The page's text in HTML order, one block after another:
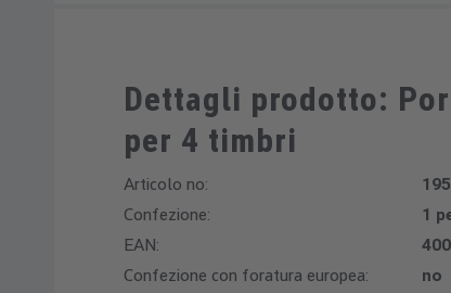
Dettagli prodotto:
per 4 timbri
Articolo no:
Confezione:
1
EAN:
Confezione con foratura europea:
no